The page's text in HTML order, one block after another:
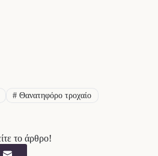
# Θανατηφόρο τροχαίο
το άρθρο!